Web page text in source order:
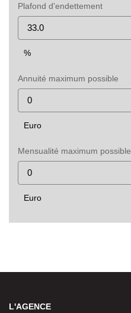
Plafond d'endettement
%
Annuité maximum possible
Euro
Mensualité maximum possible
Euro
L'AGENCE